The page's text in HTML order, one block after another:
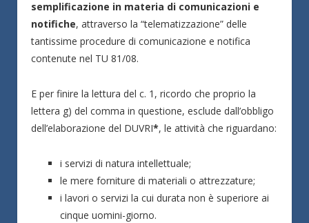
semplificazione in materia di comunicazioni e
notifiche, attraverso la “telematizzazione” delle
tantissime procedure di comunicazione e notifica
contenute nel TU 81/08.
E per finire la lettura del c. 1, ricordo che proprio la
lettera g) del comma in questione, esclude dall’obbligo
dell’elaborazione del DUVRI*, le attività che riguardano:
i servizi di natura intellettuale;
le mere forniture di materiali o attrezzature;
i lavori o servizi la cui durata non è superiore ai
cinque uomini-giorno.